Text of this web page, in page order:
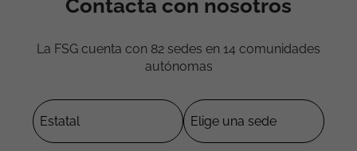
Contacta con nosotros
La FSG cuenta con 82 sedes en 14 comunidades
autónomas